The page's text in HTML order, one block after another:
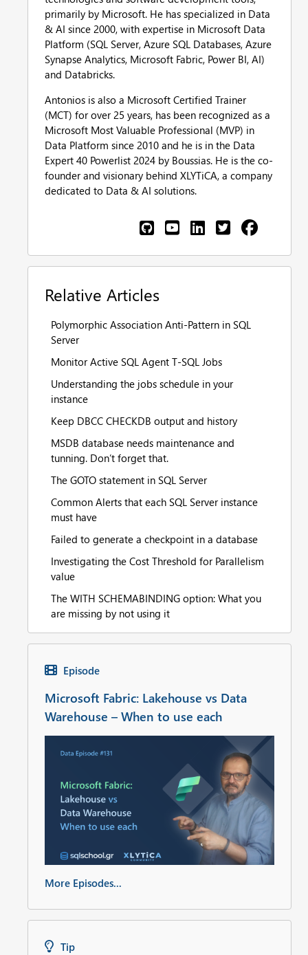
primarily by Microsoft. He has specialized in Data
& AI since 2000, with expertise in Microsoft Data
Platform (SQL Server, Azure SQL Databases, Azure
Synapse Analytics, Microsoft Fabric, Power BI, AI)
and Databricks.
Antonios is also a Microsoft Certified Trainer
(MCT) for over 25 years, has been recognized as a
Microsoft Most Valuable Professional (MVP) in
Data Platform since 2010 and he is in the Data
Expert 40 Powerlist 2024 by Boussias. He is the co-
founder and visionary behind XLYTiCA, a company
dedicated to Data & AI solutions.
Relative Articles
Polymorphic Association Anti-Pattern in SQL
Server
Monitor Active SQL Agent T-SQL Jobs
Understanding the jobs schedule in your
instance
Keep DBCC CHECKDB output and history
MSDB database needs maintenance and
tunning. Don’t forget that.
The GOTO statement in SQL Server
Common Alerts that each SQL Server instance
must have
Failed to generate a checkpoint in a database
Investigating the Cost Threshold for Parallelism
value
The WITH SCHEMABINDING option: What you
are missing by not using it
Episode
Microsoft Fabric: Lakehouse vs Data
Warehouse – When to use each
More Episodes...
Tip